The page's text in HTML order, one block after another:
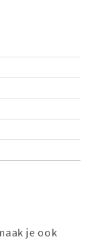
je ook